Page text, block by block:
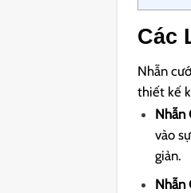
Các
Nhẫn
thiết kế
Nhẫn
vào
giản.
Nhẫn